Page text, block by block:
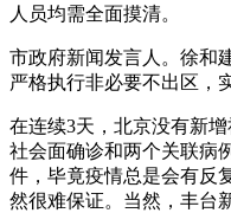
人员均需全面摸清。
市政府新闻发言人。徐和
严格执行非必要不出区，
在连续3天，北京没有新
社会面确诊和两个关联病
件，毕竟疫情总是会有反
然很难保证。当然，丰台